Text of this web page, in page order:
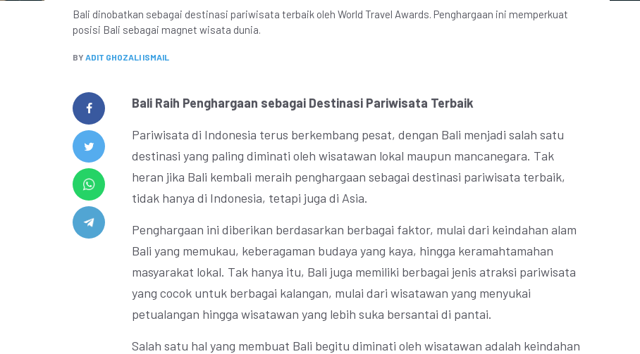
Bali dinobatkan sebagai destinasi pariwisata terbaik oleh World Travel Awards. Penghargaan ini memperkuat
posisi Bali sebagai magnet wisata dunia.
BY ADIT GHOZALI ISMAIL
Bali Raih Penghargaan sebagai Destinasi Pariwisata Terbaik
Pariwisata di Indonesia terus berkembang pesat, dengan Bali menjadi salah satu
destinasi yang paling diminati oleh wisatawan lokal maupun mancanegara. Tak
heran jika Bali kembali meraih penghargaan sebagai destinasi pariwisata terbaik,
tidak hanya di Indonesia, tetapi juga di Asia.
Penghargaan ini diberikan berdasarkan berbagai faktor, mulai dari keindahan alam
Bali yang memukau, keberagaman budaya yang kaya, hingga keramahtamahan
masyarakat lokal. Tak hanya itu, Bali juga memiliki berbagai jenis atraksi pariwisata
yang cocok untuk berbagai kalangan, mulai dari wisatawan yang menyukai
petualangan hingga wisatawan yang lebih suka bersantai di pantai.
Salah satu hal yang membuat Bali begitu diminati oleh wisatawan adalah keindahan